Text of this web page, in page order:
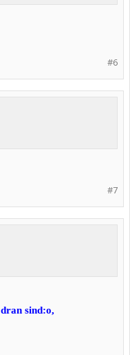
#6
#7
sind:o,